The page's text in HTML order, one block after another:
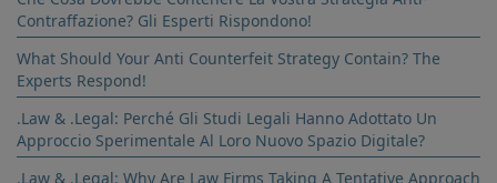
Contraffazione? Gli Esperti Rispondono!
What Should Your Anti Counterfeit Strategy Contain? The
Experts Respond!
.Law & .Legal: Perché Gli Studi Legali Hanno Adottato Un
Approccio Sperimentale Al Loro Nuovo Spazio Digitale?
.Law & .Legal: Why Are Law Firms Taking A Tentative Approach